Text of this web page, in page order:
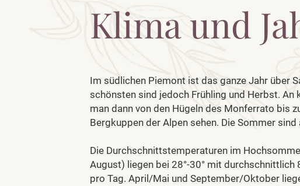
Klima und
Im südlichen Piemont ist das ganze Jahr über
schönsten sind jedoch Frühling und Herbst. An
man dann von den Hügeln des Monferrato bis
Bergkuppen der Alpen sehen. Die Sommer
Die Durchschnittstemperaturen im
August) liegen bei 28°-30° mit durchschnittlich
pro Tag. April/Mai und September/Oktober